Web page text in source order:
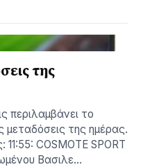
της
περιλαμβάνει το
μεταδόσεις της ημέρας.
COSMOTE SPORT
Βασιλε…